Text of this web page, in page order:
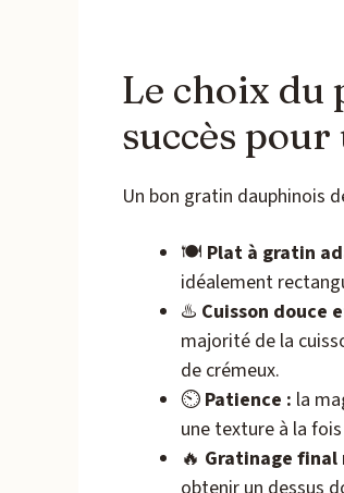
Le choix du
succès
Un bon gratin dauphinois
🍽️ Plat à gratin
idéalement
♨️ Cuisson douce
majorité de la
de crémeux.
⏲️ Patience : la
une texture à la
🔥 Gratinage final